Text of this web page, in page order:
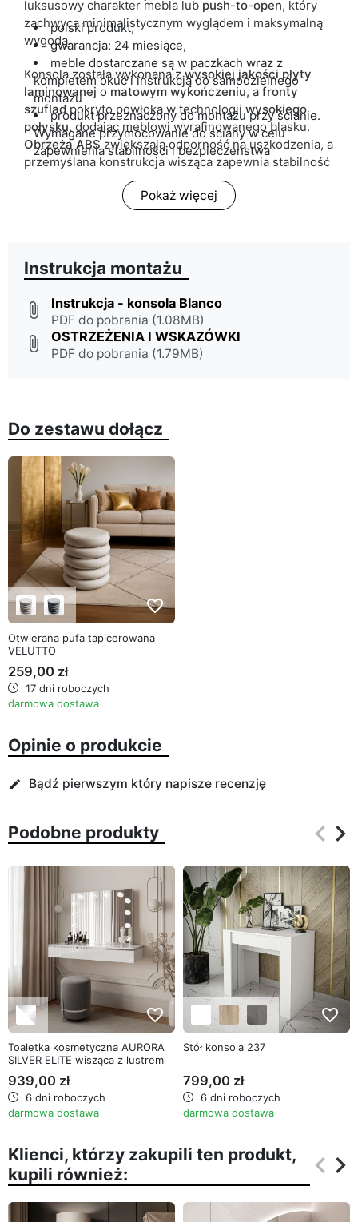
luksusowy charakter mebla lub push-to-open, który
zachwyca minimalistycznym wyglądem i maksymalną
wygodą.
Konsola została wykonana zwysokiej jakości płyty
laminowanej o matowym wykończeniu, a fronty
szuflad pokryto powłoką w technologii wysokiego
połysku, dodając meblowi wyrafinowanego blasku.
Obrzeża ABSzwiększają odporność na uszkodzenia, a
przemyślana konstrukcja wisząca zapewnia stabilność
oraz bezpieczeństwo użytkowania.
Wybierz konsolę BLANCO i dodaj swojemu wnętrzu
polski produkt,
gwarancja: 24 miesiące,
meble dostarczane są w paczkach wraz z
kompletem okuć i instrukcją do samodzielnego
montażu
produkt przeznaczony do montażu przy ścianie.
Wymagane przymocowanie do ściany w celu
zapewnienia stabilności i bezpieczeństwa
Pokaż więcej
Instrukcja montażu
attach_file Instrukcja - konsola Blanco
PDF do pobrania (1.08MB)
attach_file OSTRZEŻENIA I WSKAZÓWKI
PDF do pobrania (1.79MB)
Do zestawu dołącz
favorite_border
Otwierana pufa tapicerowana
VELUTTO
259,00 zł
17 dni roboczych
darmowa dostawa
Opinie o produkcie
edit Bądź pierwszym który napisze recenzję
Podobne produkty keyboard_arrow_left
keyboard_arrow_right
favorite_border
Toaletka kosmetyczna AURORA
SILVER ELITE wisząca z lustrem
biały połysk
939,00 zł
6 dni roboczych
darmowa dostawa
favorite_border
Stół konsola 237
799,00 zł
6 dni roboczych
darmowa dostawa
Klienci, którzy zakupili ten produkt,
kupili również:
keyboard_arrow_left
keyboard_arrow_right